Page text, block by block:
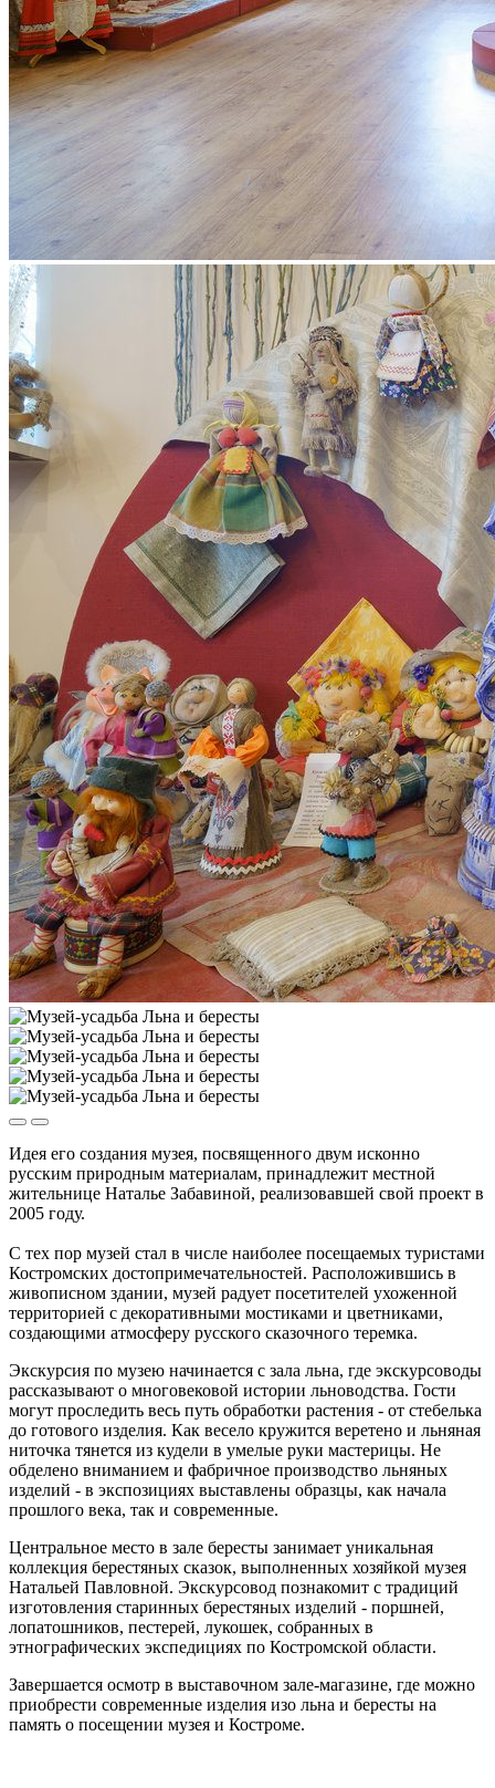
Идея его создания музея, посвященного двум исконно
русским природным материалам, принадлежит местной
жительнице Наталье Забавиной, реализовавшей свой проект в
2005 году.
С тех пор музей стал в числе наиболее посещаемых туристами
Костромских достопримечательностей. Расположившись в
живописном здании, музей радует посетителей ухоженной
территорией с декоративными мостиками и цветниками,
создающими атмосферу русского сказочного теремка.
Экскурсия по музею начинается с зала льна, где экскурсоводы
рассказывают о многовековой истории льноводства. Гости
могут проследить весь путь обработки растения - от стебелька
до готового изделия. Как весело кружится веретено и льняная
ниточка тянется из кудели в умелые руки мастерицы. Не
обделено вниманием и фабричное производство льняных
изделий - в экспозициях выставлены образцы, как начала
прошлого века, так и современные.
Центральное место в зале бересты занимает уникальная
коллекция берестяных сказок, выполненных хозяйкой музея
Натальей Павловной. Экскурсовод познакомит с традиций
изготовления старинных берестяных изделий - поршней,
лопатошников, пестерей, лукошек, собранных в
этнографических экспедициях по Костромской области.
Завершается осмотр в выставочном зале-магазине, где можно
приобрести современные изделия изо льна и бересты на
память о посещении музея и Костроме.